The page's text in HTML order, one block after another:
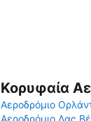
Κορυφαία
Αεροδρόμιο
Αεροδρόμιο Λας